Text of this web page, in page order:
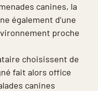
canines, la
également d’une
proche
choisissent de
fait alors office
canines